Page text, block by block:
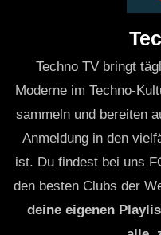
Techno TV bringt
Moderne im Techno-
sammeln und bereiten
Anmeldung in den
ist. Du findest bei uns
den besten Clubs der
deine eigenen